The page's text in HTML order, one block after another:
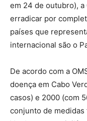
em 24 de outubro),
erradicar por
países que
internacional são o
De acordo com a
doença em Cabo
casos) e 2000 (com
conjunto de medidas